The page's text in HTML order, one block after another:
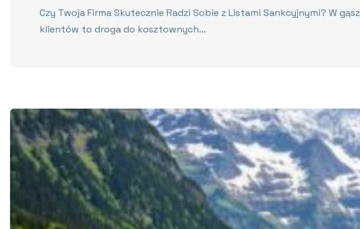
Czy Twoja Firma Skutecznie Radzi Sobie z Listami Sankcyjnymi? W
klientów to droga do kosztownych...